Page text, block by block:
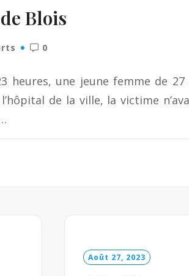
Blois
0
heures, une jeune femme de
de la ville, la victime
Août 27, 2023